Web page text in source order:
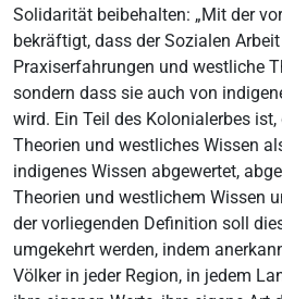
Solidarität beibehalten: „Mit der
bekräftigt, dass der Sozialen
Praxiserfahrungen und westliche
sondern dass sie auch von
wird. Ein Teil des Kolonialerbes
Theorien und westliches Wissen
indigenes Wissen abgewertet,
Theorien und westlichem Wissen
der vorliegenden Definition soll
umgekehrt werden, indem
Völker in jeder Region, in jedem